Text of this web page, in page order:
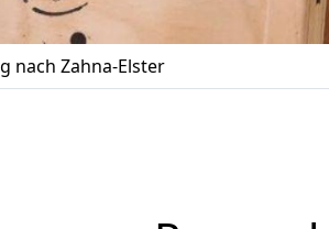
nach Zahna-Elster